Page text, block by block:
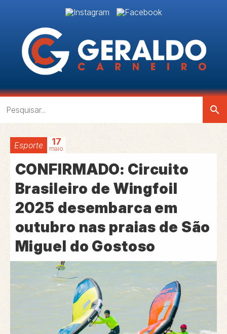
search
Esporte 17
maio
CONFIRMADO: Circuito
Brasileiro de Wingfoil
2025 desembarca em
outubro nas praias de São
Miguel do Gostoso